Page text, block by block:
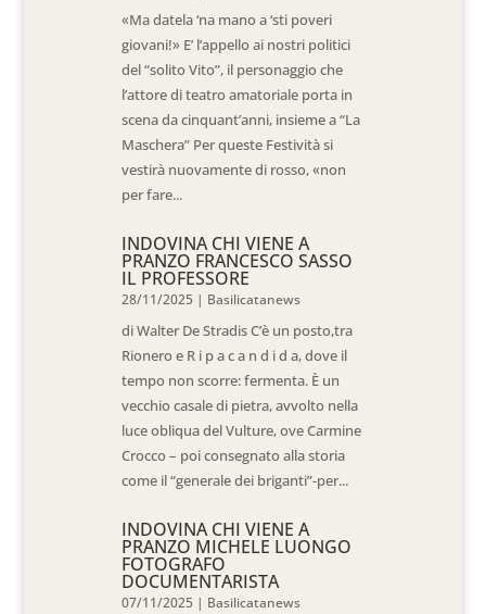
«Ma datela ‘na mano a ‘sti poveri
giovani!» E’ l’appello ai nostri politici
del “solito Vito”, il personaggio che
l’attore di teatro amatoriale porta in
scena da cinquant’anni, insieme a “La
Maschera” Per queste Festività si
vestirà nuovamente di rosso, «non
per fare...
INDOVINA CHI VIENE A
PRANZO FRANCESCO SASSO
IL PROFESSORE
28/11/2025 | Basilicatanews
di Walter De Stradis C’è un posto,tra
Rionero e R i p a c a n d i d a, dove il
tempo non scorre: fermenta. È un
vecchio casale di pietra, avvolto nella
luce obliqua del Vulture, ove Carmine
Crocco – poi consegnato alla storia
come il “generale dei briganti”-per...
INDOVINA CHI VIENE A
PRANZO MICHELE LUONGO
FOTOGRAFO
DOCUMENTARISTA
07/11/2025 | Basilicatanews